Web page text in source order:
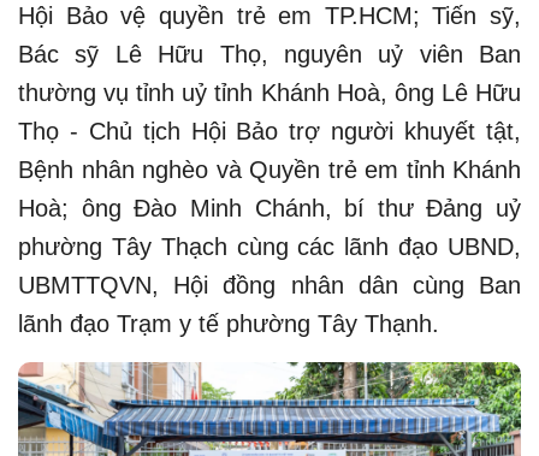
Hội Bảo vệ quyền trẻ em TP.HCM; Tiến sỹ,
Bác sỹ Lê Hữu Thọ, nguyên uỷ viên Ban
thường vụ tỉnh uỷ tỉnh Khánh Hoà, ông Lê Hữu
Thọ - Chủ tịch Hội Bảo trợ người khuyết tật,
Bệnh nhân nghèo và Quyền trẻ em tỉnh Khánh
Hoà; ông Đào Minh Chánh, bí thư Đảng uỷ
phường Tây Thạch cùng các lãnh đạo UBND,
UBMTTQVN, Hội đồng nhân dân cùng Ban
lãnh đạo Trạm y tế phường Tây Thạnh.